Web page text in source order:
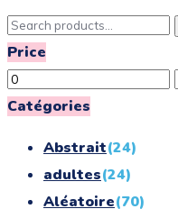
Search
for:
Price
Min
price
Catégories
Abstrait(24)
adultes(24)
Aléatoire(70)